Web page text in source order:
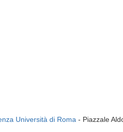
Università di Roma - Piazzale